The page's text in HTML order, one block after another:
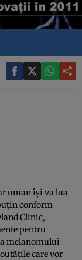
uman îşi va lua
conform
Clinic,
pentru
melanomului
care vor